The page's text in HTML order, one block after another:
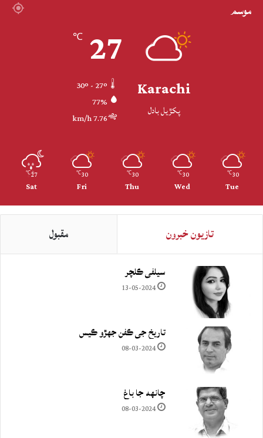
موسم
Karachi
پکڙيل بادل
27
℃
77%
7.76 km/h
30
℃
Tue
30
℃
Wed
30
℃
Thu
30
℃
Fri
27
℃
Sat
تازيون خبرون مقبول
سيلفي ڪلچر
13-05-2024
تاريخ جي ڪفن جھڙو ڪيس
08-03-2024
چانهه جا باغ
08-03-2024